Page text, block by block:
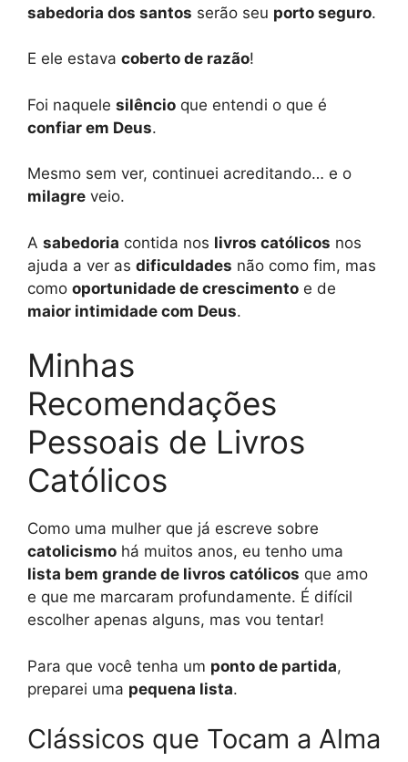
sabedoria dos santos serão seu porto seguro.
E ele estava coberto de razão!
Foi naquele silêncio que entendi o que é
confiar em Deus.
Mesmo sem ver, continuei acreditando… e o
milagre veio.
A sabedoria contida nos livros católicos nos
ajuda a ver as dificuldades não como fim, mas
como oportunidade de crescimento e de
maior intimidade com Deus.
Minhas
Recomendações
Pessoais de Livros
Católicos
Como uma mulher que já escreve sobre
catolicismo há muitos anos, eu tenho uma
lista bem grande de livros católicos que amo
e que me marcaram profundamente. É difícil
escolher apenas alguns, mas vou tentar!
Para que você tenha um ponto de partida,
preparei uma pequena lista.
Clássicos que Tocam a Alma